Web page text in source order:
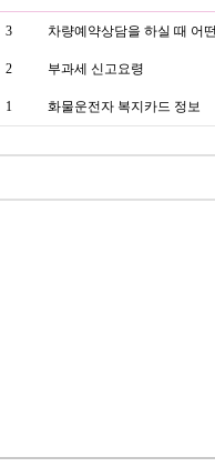
3 차량예약상담을 하실 때 어
2 부과세 신고요령
1 화물운전자 복지카드 정보